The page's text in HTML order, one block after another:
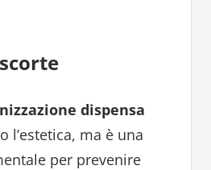
dispensa
l’estetica, ma è una
per prevenire